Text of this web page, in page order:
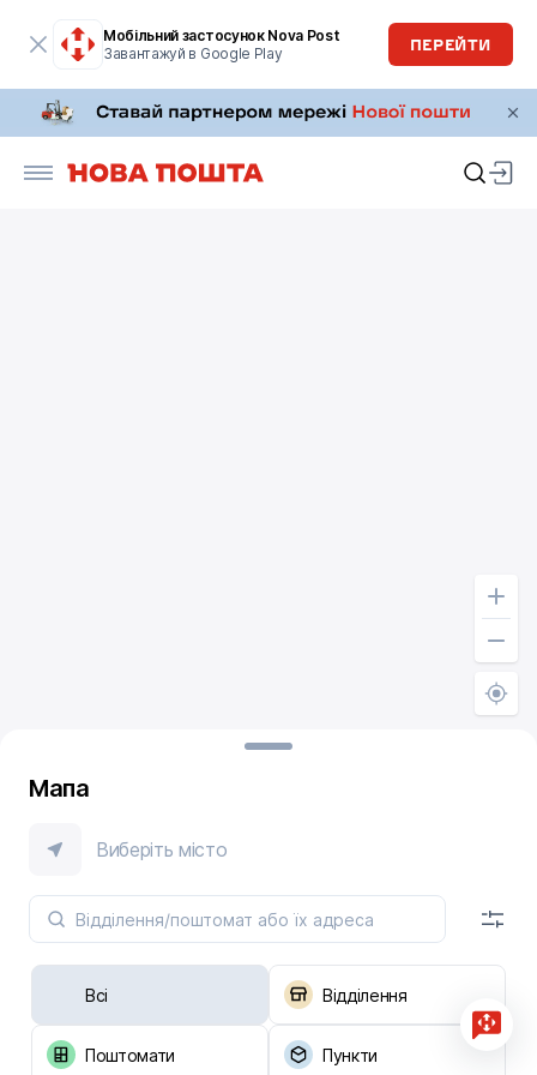
Мобільний застосунок Nova Post
Завантажуй в Google Play
ПЕРЕЙТИ
Мапа
Виберіть місто
Всі Відділення
Поштомати Пункти